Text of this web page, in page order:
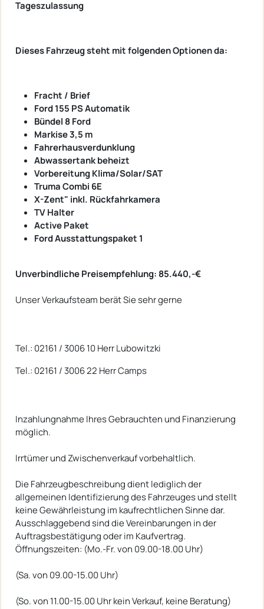
Tageszulassung
Dieses Fahrzeug steht mit folgenden Optionen da:
Fracht / Brief
Ford 155 PS Automatik
Bündel 8 Ford
Markise 3,5 m
Fahrerhausverdunklung
Abwassertank beheizt
Vorbereitung Klima/Solar/SAT
Truma Combi 6E
X-Zent" inkl. Rückfahrkamera
TV Halter
Active Paket
Ford Ausstattungspaket 1
Unverbindliche Preisempfehlung: 85.440,-€
Unser Verkaufsteam berät Sie sehr gerne
Tel.: 02161 / 3006 10 Herr Lubowitzki
Tel.: 02161 / 3006 22 Herr Camps
Inzahlungnahme Ihres Gebrauchten und Finanzierung
möglich.
Irrtümer und Zwischenverkauf vorbehaltlich.
Die Fahrzeugbeschreibung dient lediglich der
allgemeinen Identifizierung des Fahrzeuges und stellt
keine Gewährleistung im kaufrechtlichen Sinne dar.
Ausschlaggebend sind die Vereinbarungen in der
Auftragsbestätigung oder im Kaufvertrag.
Öffnungszeiten: (Mo.-Fr. von 09.00-18.00 Uhr)
(Sa. von 09.00-15.00 Uhr)
(So. von 11.00-15.00 Uhr kein Verkauf, keine Beratung)